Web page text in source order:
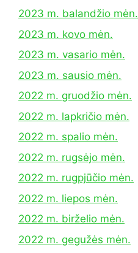
2023 m. balandžio mėn.
2023 m. kovo mėn.
2023 m. vasario mėn.
2023 m. sausio mėn.
2022 m. gruodžio mėn.
2022 m. lapkričio mėn.
2022 m. spalio mėn.
2022 m. rugsėjo mėn.
2022 m. rugpjūčio mėn.
2022 m. liepos mėn.
2022 m. birželio mėn.
2022 m. gegužės mėn.